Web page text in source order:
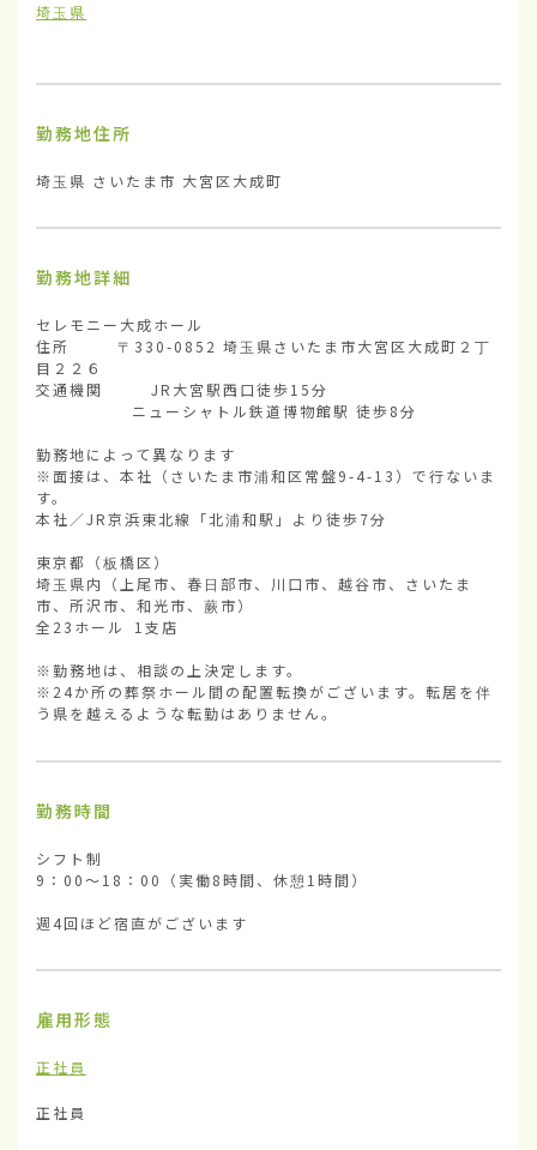
埼玉県
勤務地住所
埼玉県 さいたま市 大宮区大成町
勤務地詳細
セレモニー大成ホール
住所        〒330-0852 埼玉県さいたま市大宮区大成町２丁
目２２６
交通機関        JR大宮駅西口徒歩15分
ニューシャトル鉄道博物館駅 徒歩8分
勤務地によって異なります
※面接は、本社（さいたま市浦和区常盤9-4-13）で行ないま
す。
本社／JR京浜東北線「北浦和駅」より徒歩7分
東京都（板橋区）
埼玉県内（上尾市、春日部市、川口市、越谷市、さいたま
市、所沢市、和光市、蕨市）
全23ホール 1支店
※勤務地は、相談の上決定します。
※24か所の葬祭ホール間の配置転換がございます。転居を伴
う県を越えるような転勤はありません。
勤務時間
シフト制
9：00～18：00（実働8時間、休憩1時間）
週4回ほど宿直がございます
雇用形態
正社員
正社員